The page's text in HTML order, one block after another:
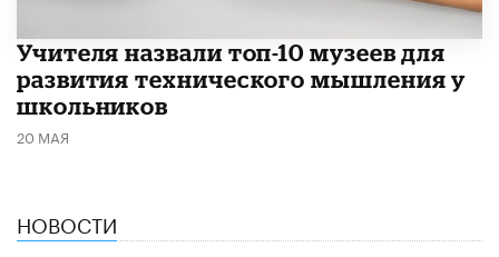
​Учителя назвали топ-10 музеев для
развития технического мышления у
школьников
20 МАЯ
НОВОСТИ